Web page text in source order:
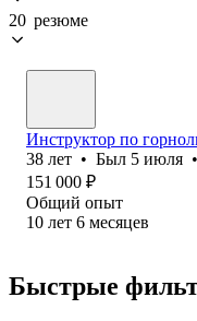
20 резюме
Инструктор по
38 лет • Был 5 июля •
151 000 ₽
Общий опыт
10 лет 6 месяцев
Быстрые